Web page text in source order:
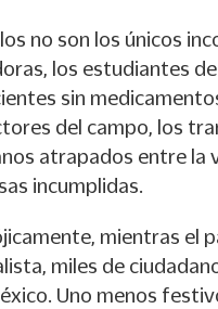
no son los únicos
los estudiantes
sin
del campo, los
atrapados entre la
incumplidas.
mientras el
miles de
Uno menos